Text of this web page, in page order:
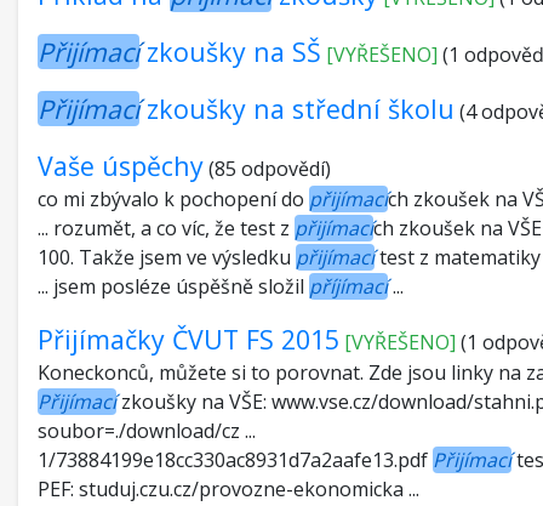
Přijímacízkoušky na SŠ [VYŘEŠENO] (1
Přijímacízkoušky na střední školu (4
Vaše úspěchy(85 odpovědí)
co mi zbývalo k pochopení do přijímacích zkoušek na
... rozumět, a co víc, že test z přijímacích zkoušek na
100. Takže jsem ve výsledku přijímacítest z
... jsem posléze úspěšně složil příjímací...
Přijímačky ČVUT FS 2015 [VYŘEŠENO] (1
Koneckonců, můžete si to porovnat. Zde jsou linky na
Přijímacízkoušky na VŠE: www.vse.cz/download/
soubor=./download/cz ...
1/73884199e18cc330ac8931d7a2aafe13.pdf Přijímací
PEF: studuj.czu.cz/provozne-ekonomicka ...